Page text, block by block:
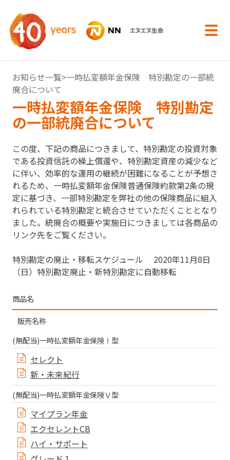
お知らせ一覧>一時払変額年金保険 特別勘定の一部統
廃合について
一時払変額年金保険 特別勘定
の一部統廃合について
この度、下記の商品につきまして、特別勘定の投資対象
である投資信託の繰上償還や、特別勘定資産の減少など
に伴い、効率的な運用の継続が困難になることが予想さ
れるため、一時払変額年金保険普通保険約款第2条の規
定に基づき、一部特別勘定を弊社の他の保険商品に組入
れられている特別勘定と統合させていただくこととなり
ました。統廃合の概要や実施日につきましては各商品の
リンク先をご覧ください。
特別勘定の廃止・移転スケジュール 2020年11月8日
（日）特別勘定廃止・新特別勘定に自動移転
商品名
販売名称
(無配当)一時払変額年金保険Ⅰ型
セレクト
新・未来紀行
(無配当)一時払変額年金保険Ⅴ型
マイプラン年金
エクセレントCB
ハイ・サポート